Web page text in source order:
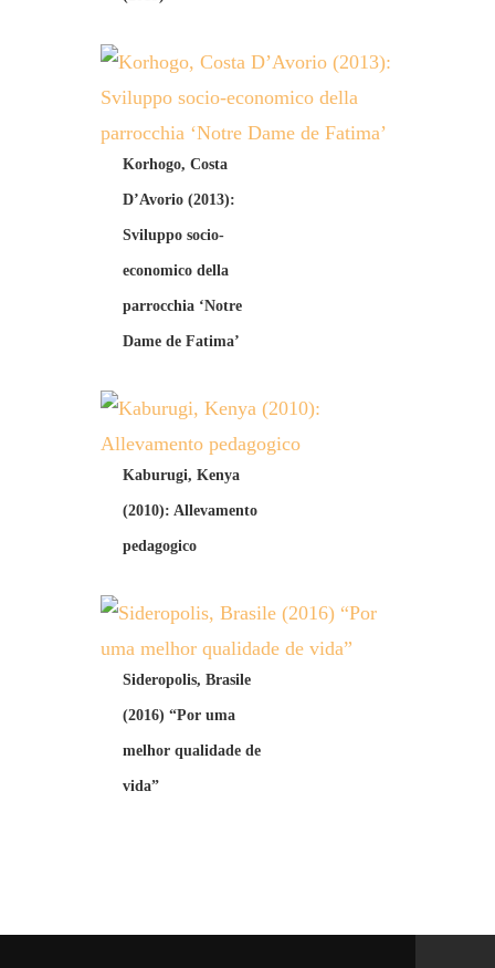
Korhogo, Costa
D’Avorio (2013):
Sviluppo socio-
economico della
parrocchia ‘Notre
Dame de Fatima’
Kaburugi, Kenya
(2010): Allevamento
pedagogico
Sideropolis, Brasile
(2016) “Por uma
melhor qualidade de
vida”